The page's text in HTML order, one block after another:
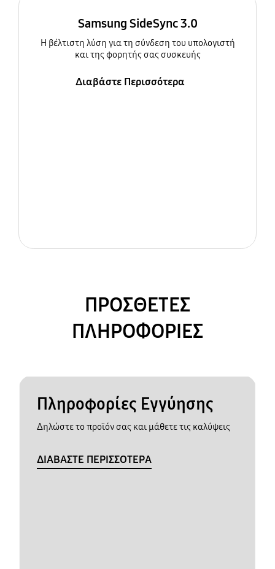
Samsung SideSync 3.0
Η βέλτιστη λύση για τη σύνδεση του υπολογιστή
και της φορητής σας συσκευής
Διαβάστε Περισσότερα
ΠΡΟΣΘΕΤΕΣ
ΠΛΗΡΟΦΟΡΙΕΣ
Πληροφορίες Εγγύησης
Δηλώστε το προϊόν σας και μάθετε τις καλύψεις
ΔΙΑΒΑΣΤΕ ΠΕΡΙΣΣΟΤΕΡΑ